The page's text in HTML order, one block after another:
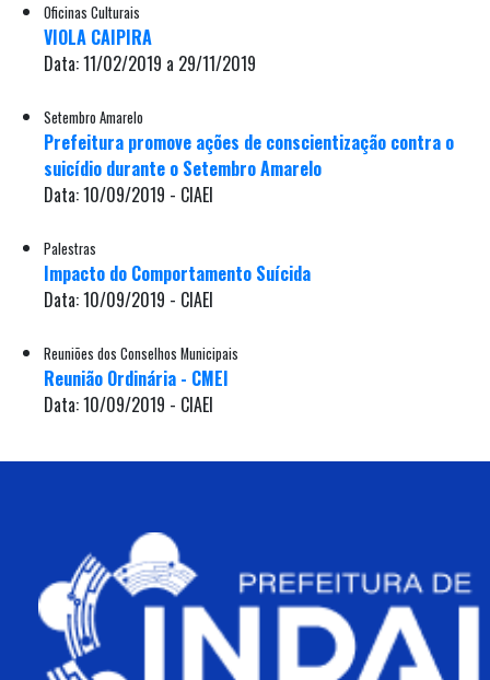
Oficinas Culturais
VIOLA CAIPIRA
Data: 11/02/2019 a 29/11/2019
Setembro Amarelo
Prefeitura promove ações de conscientização contra o
suicídio durante o Setembro Amarelo
Data: 10/09/2019 - CIAEI
Palestras
Impacto do Comportamento Suícida
Data: 10/09/2019 - CIAEI
Reuniões dos Conselhos Municipais
Reunião Ordinária - CMEI
Data: 10/09/2019 - CIAEI